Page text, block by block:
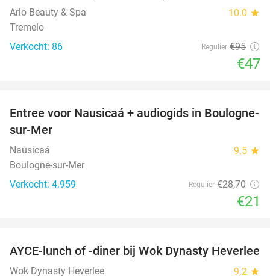
Arlo Beauty & Spa 10.0 star
Tremelo
Verkocht: 86
Regulier €95
€47
27%
Entree voor Nausicaá + audiogids in Boulogne-
sur-Mer
Nausicaá 9.5 star
Boulogne-sur-Mer
Verkocht: 4.959
Regulier €28,70
€21
17%
AYCE-lunch of -diner bij Wok Dynasty Heverlee
Wok Dynasty Heverlee 9.2 star